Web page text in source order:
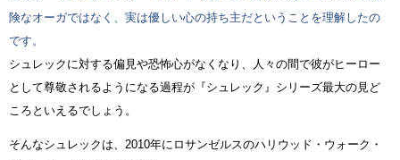
険なオーガではなく、実は優しい心の持ち主だということを理解したの
です。
シュレックに対する偏見や恐怖心がなくなり、人々の間で彼がヒーロー
として尊敬されるようになる過程が『シュレック』シリーズ最大の見ど
ころといえるでしょう。
そんなシュレックは、2010年にロサンゼルスのハリウッド・ウォーク・